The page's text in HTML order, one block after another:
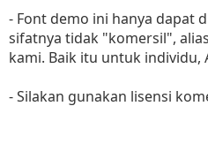
- Font demo ini hanya dapat
sifatnya tidak "komersil",
kami. Baik itu untuk individu,
- Silakan gunakan lisensi